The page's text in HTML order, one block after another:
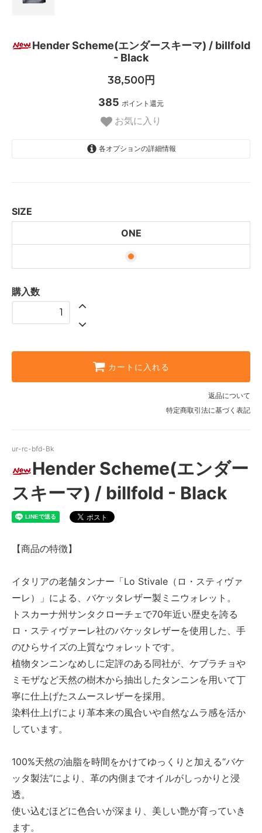
Hender Scheme(エンダースキーマ) / billfold
- Black
38,500円
385 ポイント還元
お気に入り
各オプションの詳細情報
SIZE
ONE
購入数
カートに入れる
返品について
特定商取引法に基づく表記
ur-rc-bfd-Bk
Hender Scheme(エンダー
スキーマ) / billfold - Black
【商品の特徴】
イタリアの老舗タンナー「Lo Stivale（ロ・スティヴァ
ーレ）」による、バケッタレザー製ミニウォレット。
トスカーナ州サンタクローチェで70年近い歴史を誇る
ロ・スティヴァーレ社のバケッタレザーを使用した、手
のひらサイズの上質なウォレットです。
植物タンニンなめしに定評のある同社が、ケブラチョや
ミモザなど天然の樹木から抽出したタンニンを用いて丁
寧に仕上げたスムースレザーを採用。
染料仕上げにより革本来の風合いや自然なムラ感を活か
しています。
100%天然の油脂を時間をかけてゆっくりと加える“バケ
ッタ製法”により、革の内側までオイルがしっかりと浸
透。
使い込むほどに色合いが深まり、美しい艶が育っていき
ます。